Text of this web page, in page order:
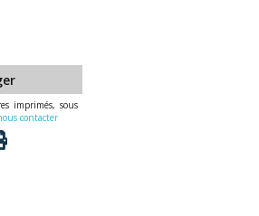
imprimés, sous
contacter